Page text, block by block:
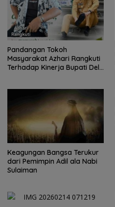
Pandangan Tokoh
Masyarakat Azhari Rangkuti
Terhadap Kinerja Bupati Deli
Keagungan Bangsa Terukur
dari Pemimpin Adil ala Nabi
Sulaiman